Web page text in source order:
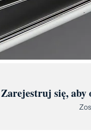
Zarejestruj się, aby